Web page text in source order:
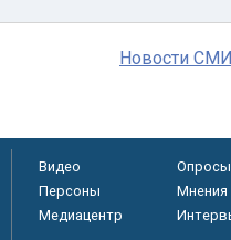
Новости
Видео Опросы
Персоны
Мнения
Медиацентр